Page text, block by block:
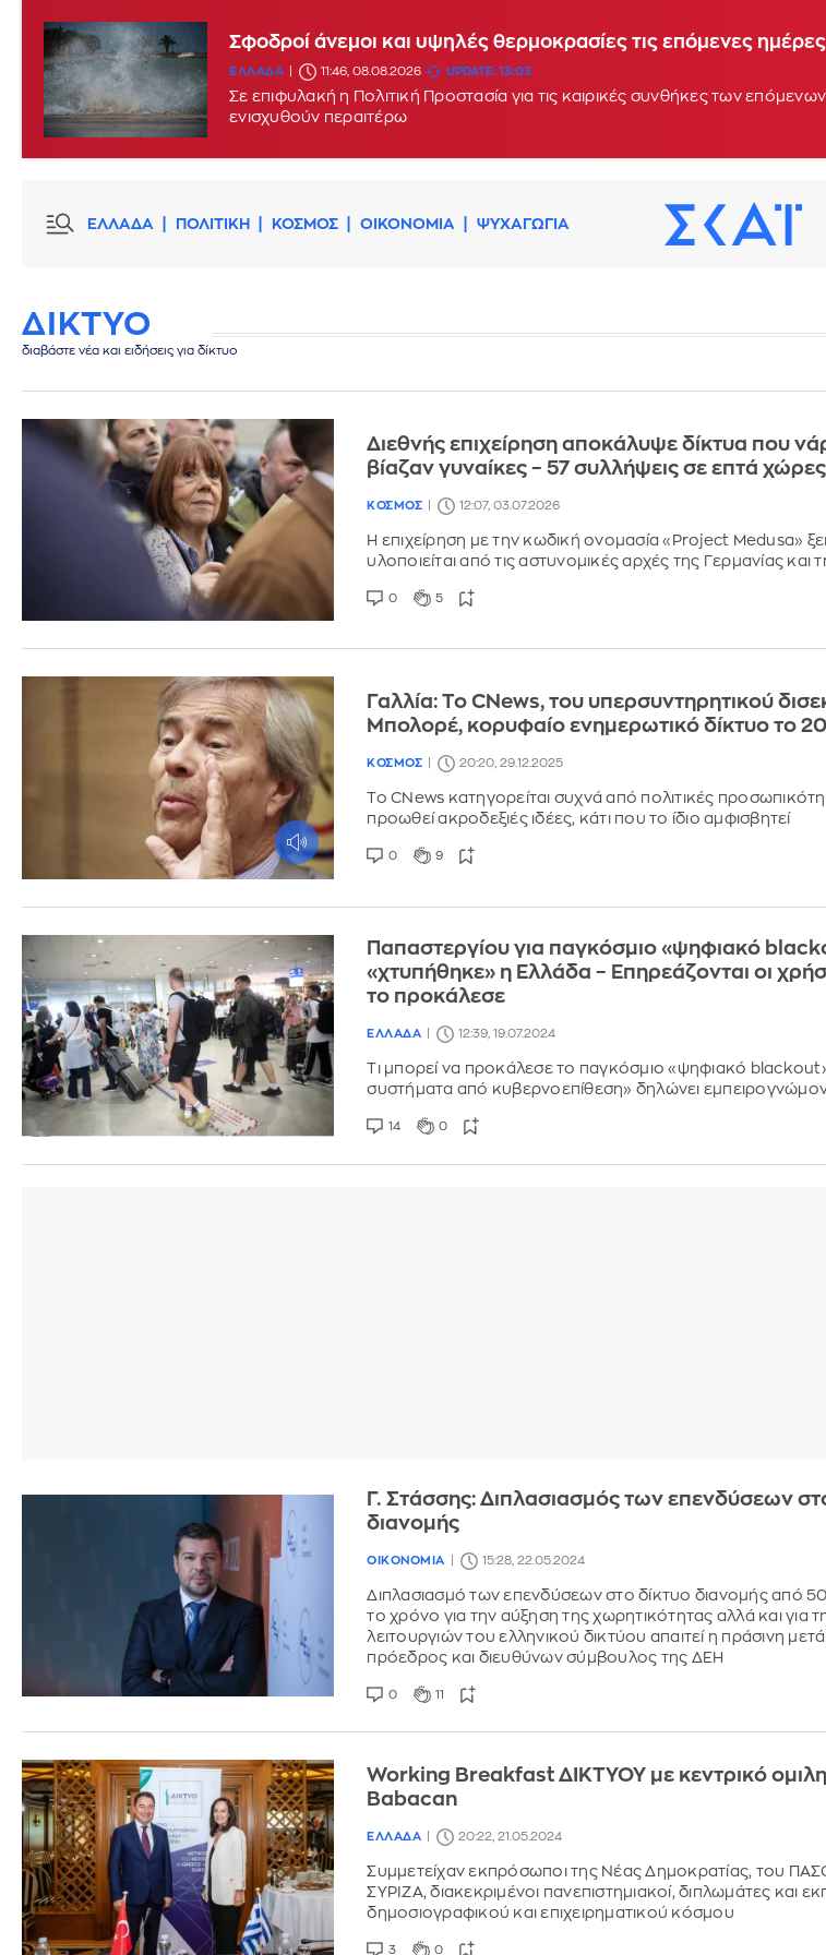
Σε Red Code σήμερα Κρήτη, Χίος, Σάμος και Ικαρία λόγω
ΕΛΛΑΔΑ 07:42, 08.08.2026
Σφοδροί άνεμοι και υψηλές θερμοκρασίες τις επόμενες
ΕΛΛΑΔΑ 11:46, 08.08.2026 UPDATE: 13:03
Σε επιφυλακή η Πολιτική Προστασία για τις καιρικές συνθήκες των
ενισχυθούν περαιτέρω
ΕΛΛΑΔΑ ΠΟΛΙΤΙΚΗ ΚΟΣΜΟΣ ΟΙΚΟΝΟΜΙΑ ΨΥΧΑΓΩΓΙΑ
ΔΙΚΤΥΟ
διαβάστε νέα και ειδήσεις για δίκτυο
Διεθνής επιχείρηση αποκάλυψε δίκτυα που
βίαζαν γυναίκες – 57 συλλήψεις σε επτά χώρες
ΚΟΣΜΟΣ 12:07, 03.07.2026
Η επιχείρηση με την κωδική ονομασία «Project Medusa»
υλοποιείται από τις αστυνομικές αρχές της Γερμανίας και
0 5
Γαλλία: Το CNews, του υπερσυντηρητικού
Μπολορέ, κορυφαίο ενημερωτικό δίκτυο το
ΚΟΣΜΟΣ 20:20, 29.12.2025
Το CNews κατηγορείται συχνά από πολιτικές
προωθεί ακροδεξιές ιδέες, κάτι που το ίδιο αμφισβητεί
0 9
Παπαστεργίου για παγκόσμιο «ψηφιακό
«χτυπήθηκε» η Ελλάδα – Επηρεάζονται οι
το προκάλεσε
ΕΛΛΑΔΑ 12:39, 19.07.2024
Τι μπορεί να προκάλεσε το παγκόσμιο «ψηφιακό
συστήματα από κυβερνοεπίθεση» δηλώνει
14 0
Γ. Στάσσης: Διπλασιασμός των επενδύσεων
διανομής
ΟΙΚΟΝΟΜΙΑ 15:28, 22.05.2024
Διπλασιασμό των επενδύσεων στο δίκτυο διανομής από
το χρόνο για την αύξηση της χωρητικότητας αλλά και για
λειτουργιών του ελληνικού δικτύου απαιτεί η πράσινη
πρόεδρος και διευθύνων σύμβουλος της ΔΕΗ
0 11
Working Breakfast ΔΙΚΤΥΟΥ με κεντρικό
Babacan
ΕΛΛΑΔΑ 20:22, 21.05.2024
Συμμετείχαν εκπρόσωποι της Νέας Δημοκρατίας, του
ΣΥΡΙΖΑ, διακεκριμένοι πανεπιστημιακοί, διπλωμάτες και
δημοσιογραφικού και επιχειρηματικού κόσμου
3 0